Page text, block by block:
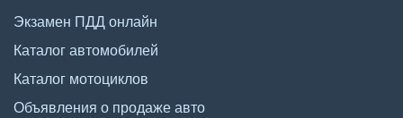
Экзамен ПДД онлайн
Каталог автомобилей
Каталог мотоциклов
Объявления о продаже авто